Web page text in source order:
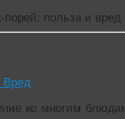
порей: польза и вред
Вред
ко многим